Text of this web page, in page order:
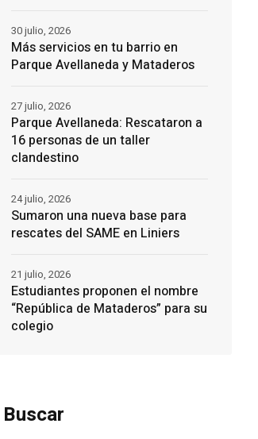
Más servicios en tu barrio en
Parque Avellaneda y Mataderos
30 julio, 2026
Parque Avellaneda: Rescataron a
16 personas de un taller
clandestino
27 julio, 2026
Sumaron una nueva base para
rescates del SAME en Liniers
24 julio, 2026
Estudiantes proponen el nombre
“República de Mataderos” para su
colegio
21 julio, 2026
Buscar